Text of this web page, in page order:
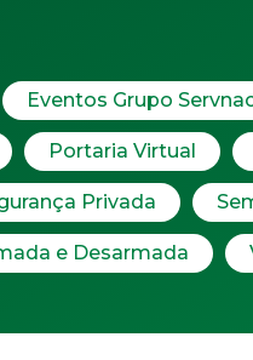
Eventos Grupo
Portaria Virtual
Privada
e Desarmada